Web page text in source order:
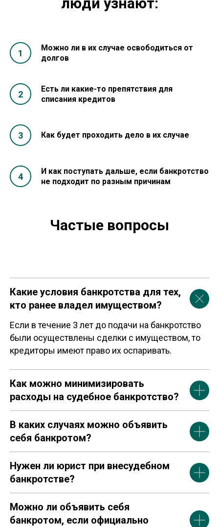
Можно ли в их случае освободиться от
долгов
Есть ли какие-то препятствия для
списания кредитов
Как будет проходить дело в их случае
И как поступать дальше, если банкротство
не подходит по разным причинам
Частые вопросы
Какие условия банкротства для тех,
кто ранее владел имуществом?
Если в течение 3 лет до подачи на банкротство
были осуществлены сделки с имуществом, то
кредиторы имеют право их оспаривать.
Как можно минимизировать
расходы на судебное банкротство?
В каких случаях можно объявить
себя банкротом?
Нужен ли юрист при внесудебном
банкротстве?
Можно ли объявить себя
банкротом, если официально